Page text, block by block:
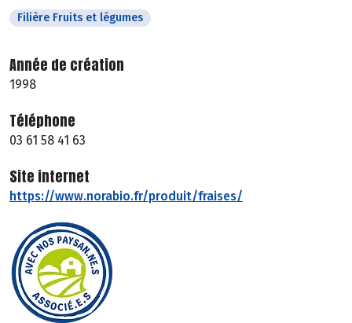
Filière Fruits et légumes
Année de création
1998
Téléphone
03 61 58 41 63
Site internet
https://www.norabio.fr/produit/fraises/